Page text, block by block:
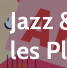
ROUSSET
ÉDUCATION
ET
JEUNESSE
Jazz
les